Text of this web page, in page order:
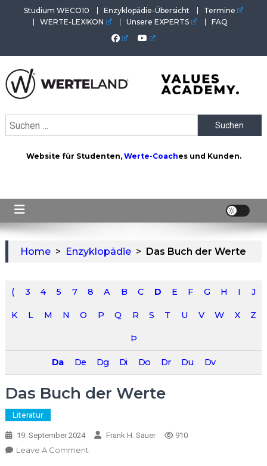
Studium WECO10 Enzyklopädie-Übersicht
Termine
WERTE-LEXIKON
Unsere EXPERTS FAQ
Akademie. Wertvolles für Werte-Coaches.
Suchen
nach:
Website für Studenten, Werte-Coaches und Kunden.
Home > Enzyklopädie > Das Buch der Werte
( 3 4 5 7 8 A B C D E F G H I J
K L M N O P Q R S T U V W X Z
Þ
Da De Dg Di Do Dr Du Dv
Das Buch der Werte
Literatur
19. September 2024 Frank H. Sauer 910
Leave A CommentOn